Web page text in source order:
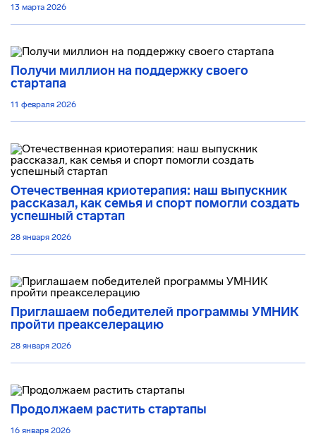
13 марта 2026
Получи миллион на поддержку своего
стартапа
11 февраля 2026
Отечественная криотерапия: наш выпускник
рассказал, как семья и спорт помогли создать
успешный стартап
28 января 2026
Приглашаем победителей программы УМНИК
пройти преакселерацию
28 января 2026
Продолжаем растить стартапы
16 января 2026